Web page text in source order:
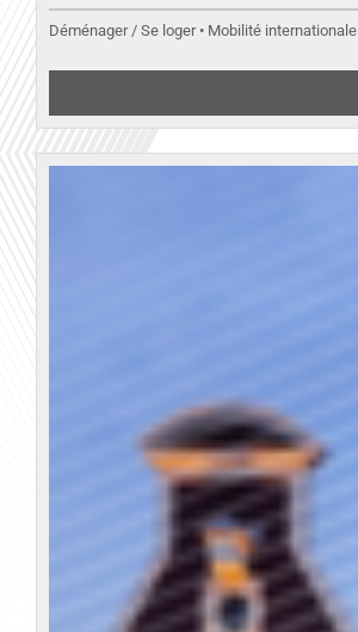
Déménager / Se loger • Mobilité internationale